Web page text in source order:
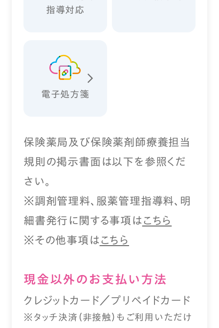
指導対応
電子処方箋
保険薬局及び保険薬剤師療養担当
規則の掲示書面は以下を参照くだ
さい。
※調剤管理料、服薬管理指導料、明
細書発行に関する事項は こちら
※その他事項は こちら
現⾦以外のお⽀払い⽅法
クレジットカード／プリペイドカード
※タッチ決済（⾮接触）もご利⽤いただけ